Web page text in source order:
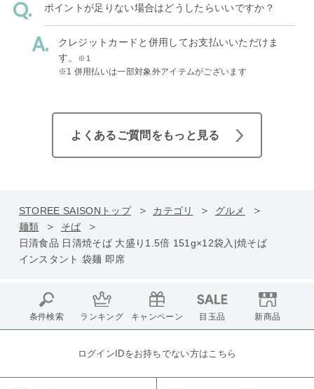
ポイントが足りない場合はどうしたらいいですか？
クレジットカードと併用してお支払いいただけま
す。
※1
※1 併用払いは一部対象外アイテムがございます
よくあるご質問をもっと見る
STOREE SAISONトップ カテゴリ
グルメ
麺類
そば
日清食品 日清焼そば 大盛り1.5倍 151g×12袋入|焼そば
インスタント 袋麺 即席
条件検索 ランキング キャンペーン 目玉品 新商品
ログインIDをお持ちでない方はこちら